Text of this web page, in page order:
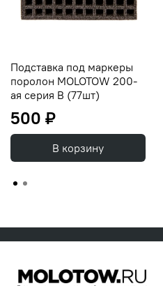
Подставка под маркеры
поролон MOLOTOW 200-
ая серия B (77шт)
500 ₽
В корзину